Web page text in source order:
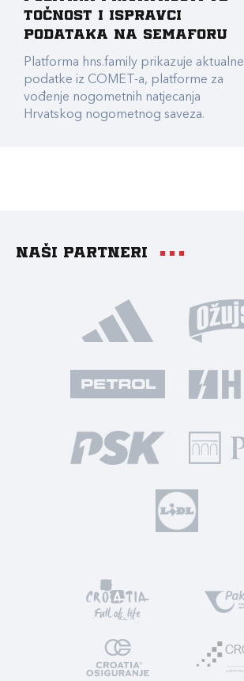
točnost i ispravci
podataka na Semaforu
Platforma hns.family prikazuje aktualne
podatke iz COMET-a, platforme za
vođenje nogometnih natjecanja
Hrvatskog nogometnog saveza.
Naši partneri